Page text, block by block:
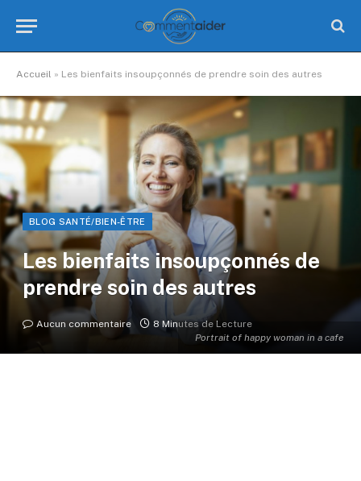
Accueil » Les bienfaits insoupçonnés de prendre soin des autres
Portrait of happy woman in a cafe
BLOG SANTÉ/BIEN-ÊTRE
Les bienfaits insoupçonnés de
prendre soin des autres
Aucun commentaire 8 Minutes de Lecture